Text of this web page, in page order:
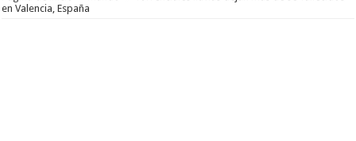
en Valencia, España